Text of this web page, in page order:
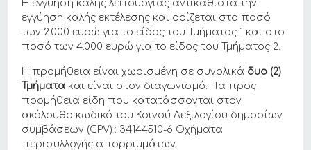
Η εγγύηση καλής λειτουργίας αντικαθιστά την
εγγύηση καλής εκτέλεσης και ορίζεται στο ποσό
των 2.000 ευρώ για το είδος του Τμήματος 1 και στο
ποσό των 4.000 ευρώ για το είδος του Τμήματος 2.
Η προμήθεια είναι χωρισμένη σε συνολικά δυο (2)
Τμήματα και είναι στον διαγωνισμό. Τα προς
προμήθεια είδη που κατατάσσονται στον
ακόλουθο κωδικό του Κοινού Λεξιλογίου δημοσίων
συμβάσεων (CPV) : 34144510-6 Οχήματα
περισυλλογής απορριμμάτων.